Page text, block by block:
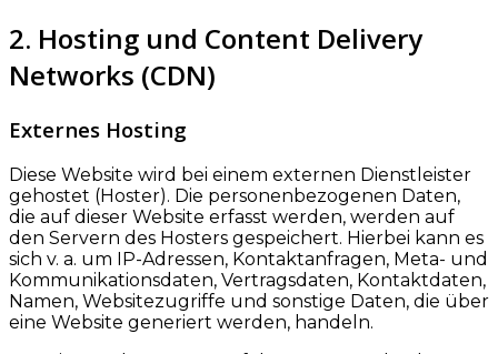
2. Hosting und Content Delivery
Networks (CDN)
Externes Hosting
Diese Website wird bei einem externen Dienstleister
gehostet (Hoster). Die personenbezogenen Daten,
die auf dieser Website erfasst werden, werden auf
den Servern des Hosters gespeichert. Hierbei kann es
sich v. a. um IP-Adressen, Kontaktanfragen, Meta- und
Kommunikationsdaten, Vertragsdaten, Kontaktdaten,
Namen, Websitezugriffe und sonstige Daten, die über
eine Website generiert werden, handeln.